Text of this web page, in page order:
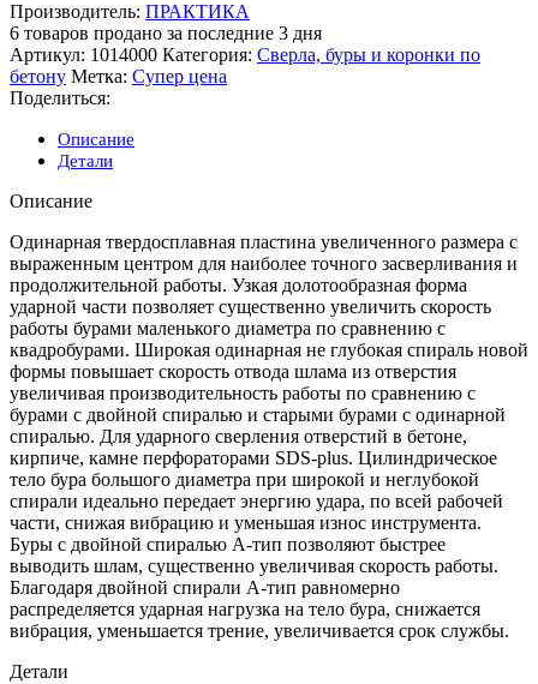
Производитель: ПРАКТИКА
6 товаров продано за последние 3 дня
Артикул: 1014000 Категория: Сверла, буры и коронки по
бетону Метка: Супер цена
Поделиться:
Описание
Детали
Описание
Одинарная твердосплавная пластина увеличенного размера с
выраженным центром для наиболее точного засверливания и
продолжительной работы. Узкая долотообразная форма
ударной части позволяет существенно увеличить скорость
работы бурами маленького диаметра по сравнению с
квадробурами. Широкая одинарная не глубокая спираль новой
формы повышает скорость отвода шлама из отверстия
увеличивая производительность работы по сравнению с
бурами с двойной спиралью и старыми бурами с одинарной
спиралью. Для ударного сверления отверстий в бетоне,
кирпиче, камне перфораторами SDS-plus. Цилиндрическое
тело бура большого диаметра при широкой и неглубокой
спирали идеально передает энергию удара, по всей рабочей
части, снижая вибрацию и уменьшая износ инструмента.
Буры с двойной спиралью А-тип позволяют быстрее
выводить шлам, существенно увеличивая скорость работы.
Благодаря двойной спирали А-тип равномерно
распределяется ударная нагрузка на тело бура, снижается
вибрация, уменьшается трение, увеличивается срок службы.
Детали